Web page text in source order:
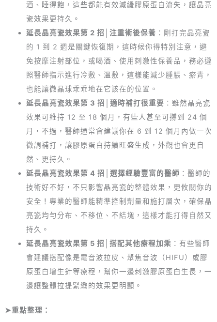
酒、睡得飽，這些都能有效減緩膠原蛋白流失，讓晶亮
瓷效果更持久。
延長晶亮瓷效果第 2 招│注重術後保養 ：剛打完晶亮瓷
的 1 到 2 週是關鍵恢復期，這時候你得特別注意，避
免按摩注射部位，或喝酒、使用刺激性保養品，務必遵
照醫師指示進行冷敷、溫敷，這樣能減少腫脹、瘀青，
也能讓微晶球乖乖地在它該在的位置。
延長晶亮瓷效果第 3 招│適時補打很重要 ：雖然晶亮瓷
效果可維持 12 至 18 個月，有些人甚至可撐到 24 個
月，不過，醫師通常會建議你在 6 到 12 個月內做一次
微調補打，讓膠原蛋白持續旺盛生成，外觀也會更自
然、更持久。
延長晶亮瓷效果第 4 招│選擇經驗豐富的醫師 ：醫師的
技術好不好，不只影響晶亮瓷的整體效果，更攸關你的
安全！專業的醫師能精準控制劑量和施打層次，確保晶
亮瓷均勻分布、不移位、不結塊，這樣才能打得自然又
持久。
延長晶亮瓷效果第 5 招│搭配其他療程加乘 ：有些醫師
會建議搭配像是電音波拉皮、聚焦音波（HIFU）或膠
原蛋白增生針等療程，幫你一邊刺激膠原蛋白生長，一
邊讓整體拉提緊緻的效果更明顯。
➤重點整理：